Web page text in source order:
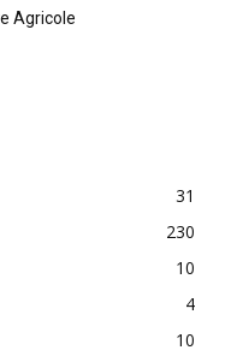
Agricole
31
230
10
4
10